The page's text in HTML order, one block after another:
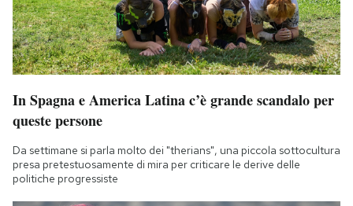
In Spagna e America Latina c’è grande scandalo per
queste persone
Da settimane si parla molto dei "therians", una piccola sottocultura
presa pretestuosamente di mira per criticare le derive delle
politiche progressiste